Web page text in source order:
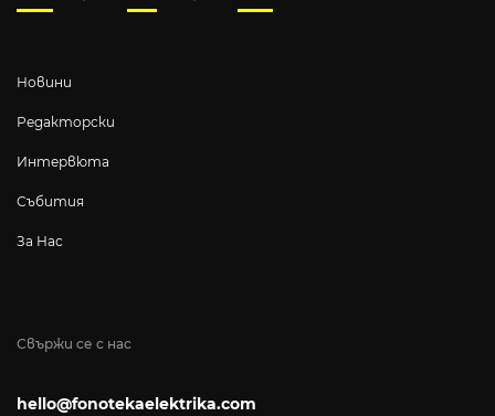
Свържи се с нас
hello@fonotekaelektrika.com
Новини
Редакторски
Интервюта
Събития
За Нас